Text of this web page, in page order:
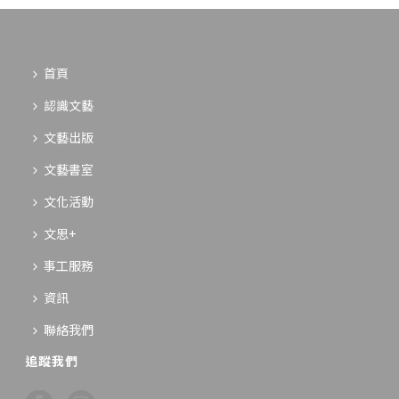
首頁
認識文藝
文藝出版
文藝書室
文化活動
文思+
事工服務
資訊
聯絡我們
追蹤我們